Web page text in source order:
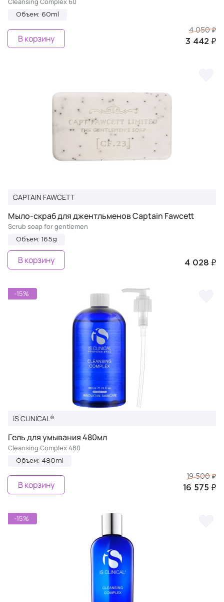
Объем: 60ml
4 050 ₽
3 442 ₽
В корзину
CAPTAIN FAWCETT
Мыло-скраб для джентльменов Captain Fawcett
Scrub soap for gentlemen
Объем: 165g
4 028 ₽
В корзину
-15%
iS CLINICAL®
Гель для умывания 480мл
Cleansing Complex 480
Объем: 480ml
19 500 ₽
16 575 ₽
В корзину
-15%